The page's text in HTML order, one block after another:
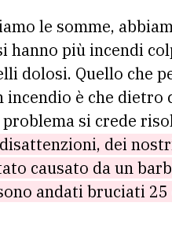
le somme,
hanno più incendi
dolosi. Quello che
è che dietro
si crede
dei
causato da un
andati bruciati